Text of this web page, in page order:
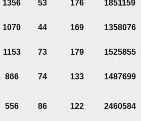
1356 53 176 1851159
1070 44 169 1358076
1153 73 179 1525855
866 74 133 1487699
556 86 122 2460584